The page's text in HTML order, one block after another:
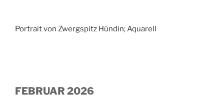
Portrait von Zwergspitz Hündin; Aquarell
FEBRUAR 2026